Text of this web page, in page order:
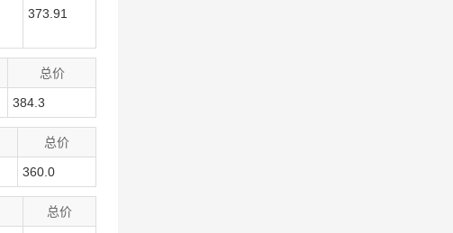
373.91
总价
384.3
总价
360.0
总价